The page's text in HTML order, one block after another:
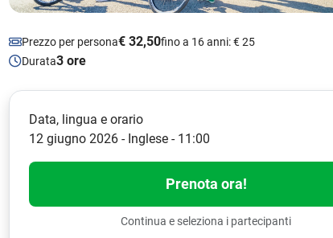
Prezzo per persona€ 32,50fino a 16 anni: € 25
Durata3 ore
Data, lingua e orario
12 giugno 2026 - Inglese - 11:00
Prenota ora!
Continua e seleziona i partecipanti